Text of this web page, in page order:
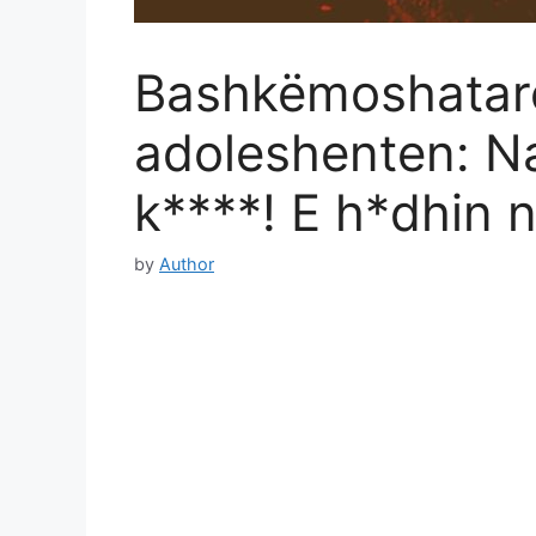
adoleshenten:
k****! E h*dhin
by Author